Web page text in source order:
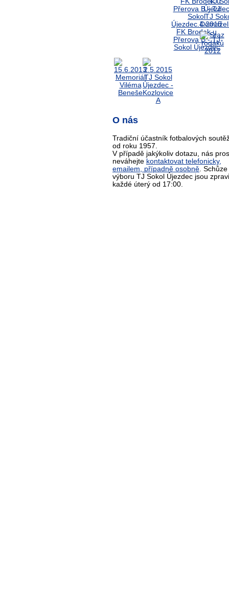
O nás
Tradiční účastník fotbalových
od roku 1957.
V případě jakýkoliv dotazu, nás
neváhejte kontaktovat telefonicky,
emailem, případně osobně. Schůze
výboru TJ Sokol Újezdec jsou
každé úterý od 17:00.